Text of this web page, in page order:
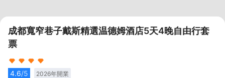
成都寬窄巷子戴斯精選温德姆酒店5天4晚自由行套
票
4.6/5 2026年開業